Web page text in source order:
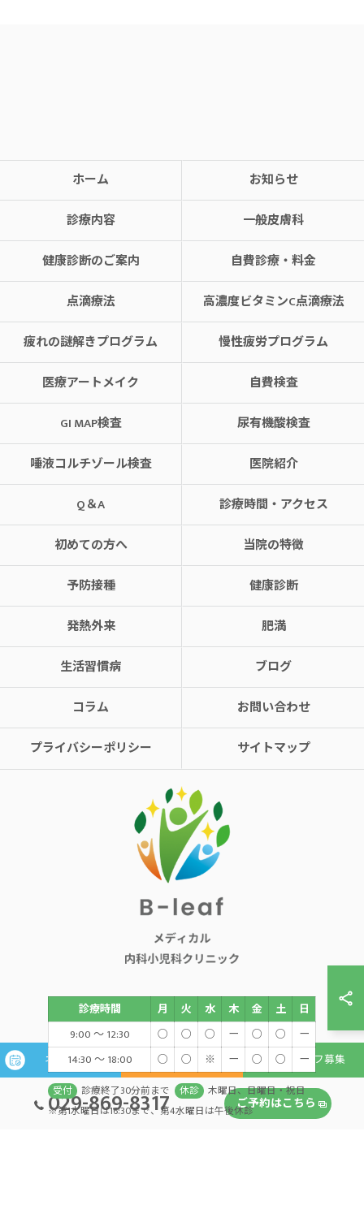
ネット予約 WEB問診 スタッフ募集
029-869-8317 ご予約はこちら
ホーム
お知らせ
診療内容
一般皮膚科
健康診断のご案内
自費診療・料金
点滴療法
高濃度ビタミンC点滴療法
疲れの謎解きプログラム
慢性疲労プログラム
医療アートメイク
自費検査
GI MAP検査
尿有機酸検査
唾液コルチゾール検査
医院紹介
Q＆A
診療時間・アクセス
初めての方へ
当院の特徴
予防接種
健康診断
発熱外来
肥満
生活習慣病
ブログ
コラム
お問い合わせ
プライバシーポリシー
サイトマップ
診療時間 月 火 水 木 金 土
日
9:00 ～ 12:30
○ ○ ○ ー ○ ○
ー
14:30 ～ 18:00
○ ○ ※ ー ○ ○ ー
受付 診療終了30分前まで 休診 木曜日、日曜日・祝日
※第1水曜日は16:30まで、第4水曜日は午後休診